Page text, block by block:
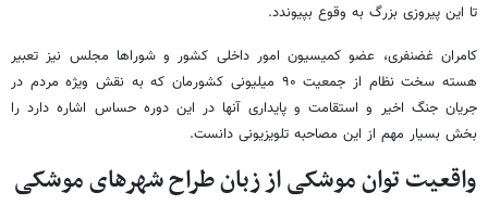
تا این پیروزی بزرگ به وقوع بپیوندد.
کامران غضنفری، عضو کمیسیون امور داخلی کشور و شوراها مجلس نیز تعبیر
هسته سخت نظام از جمعیت ۹۰ میلیونی کشورمان که به نقش ویژه مردم در
جریان جنگ اخیر و استقامت و پایداری آنها در این دوره حساس اشاره دارد را
بخش بسیار مهم از این مصاحبه تلویزیونی دانست.
واقعیت توان موشکی از زبان طراح شهرهای موشکی